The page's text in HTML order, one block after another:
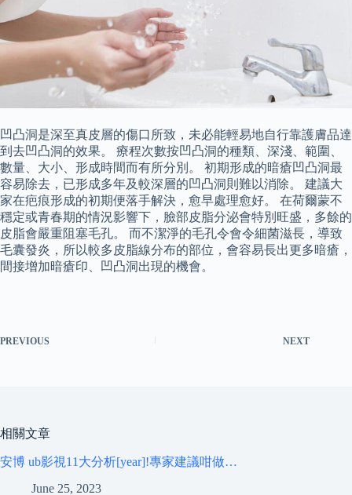
凹凸洞是深至真皮層的傷口所致，未必能輕易地自行靠護膚品達
到去凹凸洞的效果。 療程次數按凹凸洞的種類、深淺、範圍、
數量、大小、形成時間而有所分別。 初期形成的暗瘡凹凸洞最
容易除去，已形成多年及較深層的凹凸洞則難以消除。 建議大
家在疤痕形成的初期便落手解決，愈早處理愈好。 在荷爾蒙不
穩定或青春期的情況影響下，臉部皮脂分泌會特別旺盛，多餘的
皮脂會嚴重阻塞毛孔。 而不潔淨的毛孔令會令細菌滋長，導致
毛囊發炎，所以較多皮脂線分布的部位，會容易長出更多暗瘡，
間接增加暗瘡印、凹凸洞出現的機會。
PREVIOUS NEXT
相關文章
安博 ub影視11大分析[year]!專家建議咁做…
June 25, 2023